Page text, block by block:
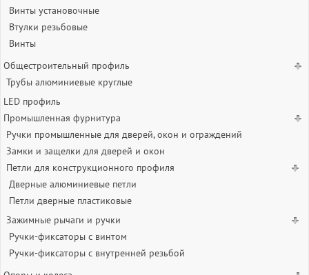
Винты установочные
Втулки резьбовые
Винты
Общестроительный профиль
Трубы алюминиевые круглые
LED профиль
Промышленная фурнитура
Ручки промышленные для дверей, окон и ограждений
Замки и защелки для дверей и окон
Петли для конструкционного профиля
Дверные алюминиевые петли
Петли дверные пластиковые
Зажимные рычаги и ручки
Ручки-фиксаторы c винтом
Ручки-фиксаторы c внутренней резьбой